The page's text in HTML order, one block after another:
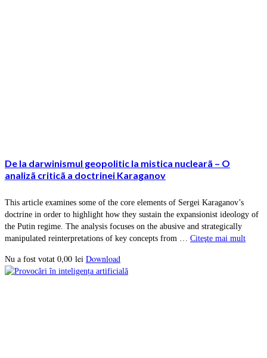
De la darwinismul geopolitic la mistica nuclearã – O
analizã criticã a doctrinei Karaganov
This article examines some of the core elements of Sergei Karaganov’s
doctrine in order to highlight how they sustain the expansionist ideology of
the Putin regime. The analysis focuses on the abusive and strategically
manipulated reinterpretations of key concepts from … Citeşte mai mult
Nu a fost votat 0,00 lei Download